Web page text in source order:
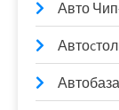
Авто